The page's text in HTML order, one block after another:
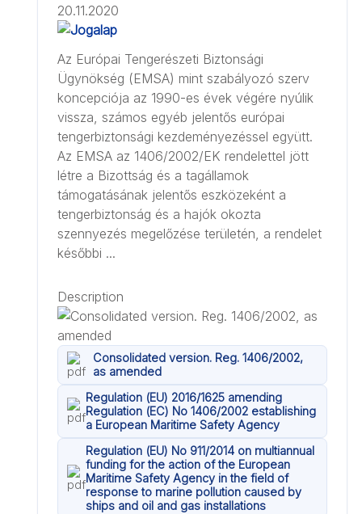
20.11.2020
Az Európai Tengerészeti Biztonsági
Ügynökség (EMSA) mint szabályozó szerv
koncepciója az 1990-es évek végére nyúlik
vissza, számos egyéb jelentős európai
tengerbiztonsági kezdeményezéssel együtt.
Az EMSA az 1406/2002/EK rendelettel jött
létre a Bizottság és a tagállamok
támogatásának jelentős eszközeként a
tengerbiztonság és a hajók okozta
szennyezés megelőzése területén, a rendelet
későbbi ...
Description
Consolidated version. Reg. 1406/2002,
as amended
Regulation (EU) 2016/1625 amending
Regulation (EC) No 1406/2002 establishing
a European Maritime Safety Agency
Regulation (EU) No 911/2014 on multiannual
funding for the action of the European
Maritime Safety Agency in the field of
response to marine pollution caused by
ships and oil and gas installations